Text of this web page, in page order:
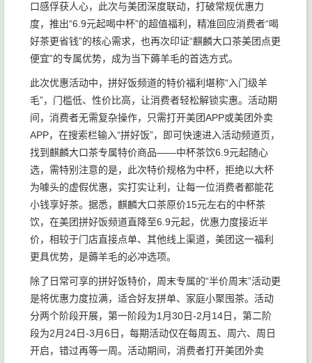
口感俘获人心，此次与美团深度联动，打破常规优惠力
度，推出“6.9元起喝中杯”的超值福利，精准回应消费者“喝
好茶更省钱”的核心需求，也再次印证“麒麟大口茶美团点更
便宜”的专属优势，成为当下薅羊毛的首选方式。
此次优惠活动中，拼好饭频道的特价福利堪称“入门级羊
毛”，门槛低、性价比高，让消费者轻松解锁实惠。活动期
间，消费者无需复杂操作，只需打开美团APP或美团外卖
APP，在搜索栏输入“拼好饭”，即可快速进入活动频道页，
找到麒麟大口茶专属特价商品——中杯茶饮6.9元起随心
选，需特别注意的是，此次特价规格为中杯，拒绝以大杯
为噱头的虚假优惠，实打实让利，让每一位消费者都能花
小钱享好茶。据悉，麒麟大口茶原价15元左右的中杯茶
饮，在美团拼好饭频道直降至6.9元起，优惠力度接近半
价，相较于门店直接点单、其他线上渠道，美团这一福利
更具优势，是薅羊毛的必冲选项。
除了日常可享的拼好饭特价，周末专属的“半价周末”活动更
是将优惠力度拉满，适合好友拼单、家庭小聚囤茶。活动
分两个阶段开展，第一阶段为1月30日-2月14日，第二阶
段为2月24日-3月6日，每期活动仅在每周五、周六、周日
开启，错过再等一周。活动期间，消费者打开美团外卖